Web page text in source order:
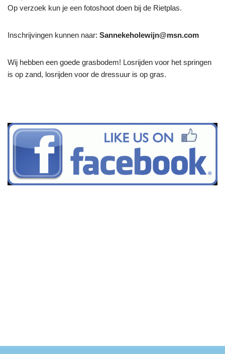
Op verzoek kun je een fotoshoot doen bij de Rietplas.
Inschrijvingen kunnen naar: Sannekeholewijn@msn.com
Wij hebben een goede grasbodem! Losrijden voor het springen
is op zand, losrijden voor de dressuur is op gras.